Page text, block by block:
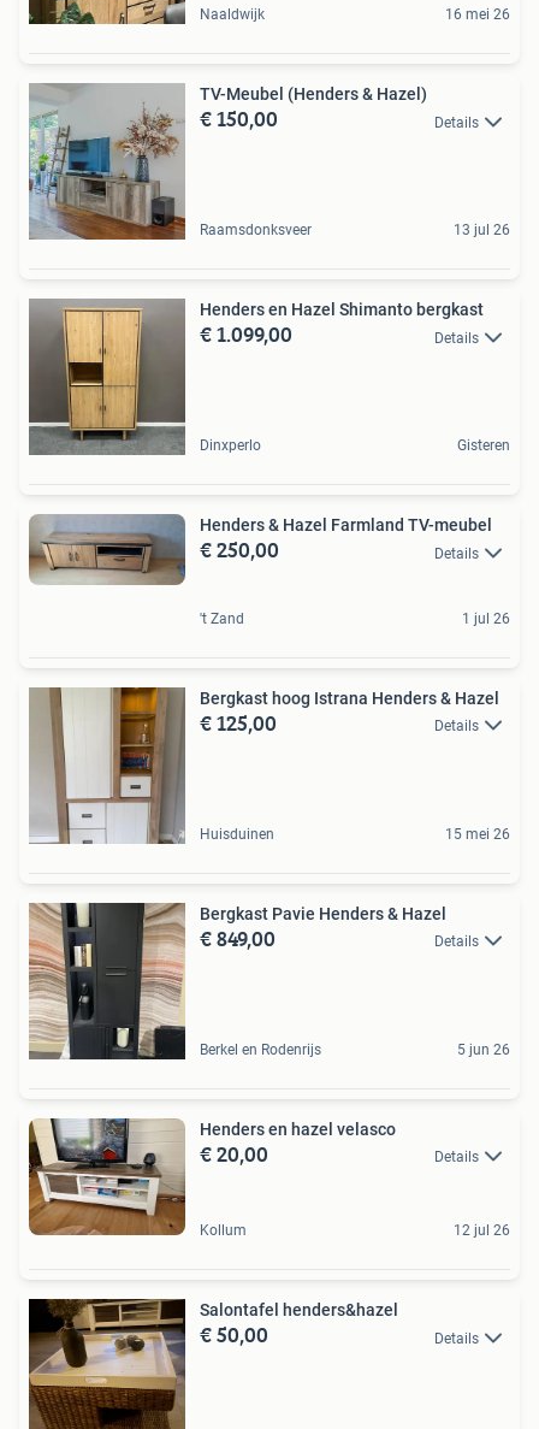
Naaldwijk 16 mei 26
TV-Meubel (Henders & Hazel)
€ 150,00 Details
Raamsdonksveer 13 jul 26
Henders en Hazel Shimanto bergkast
€ 1.099,00 Details
Dinxperlo Gisteren
Henders & Hazel Farmland TV-meubel
€ 250,00 Details
't Zand 1 jul 26
Bergkast hoog Istrana Henders & Hazel
€ 125,00 Details
Huisduinen 15 mei 26
Bergkast Pavie Henders & Hazel
€ 849,00 Details
Berkel en Rodenrijs 5 jun 26
Henders en hazel velasco
€ 20,00 Details
Kollum 12 jul 26
Salontafel henders&hazel
€ 50,00 Details